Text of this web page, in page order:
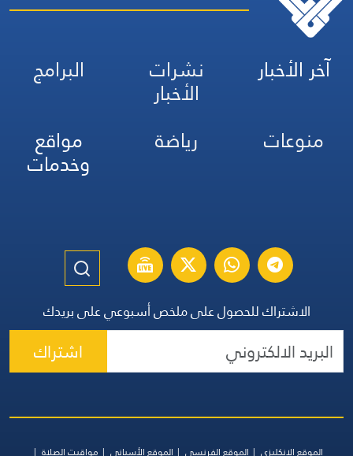
آخر الأخبار نشرات
الأخبار
البرامج
منوعات
رياضة مواقع
وخدمات
الاشتراك للحصول على ملخص أسبوعي على بريدك
اشتراك
الموقع الإنكليزي الموقع الفرنسي الموقع الأسباني مواقيت الصلاة